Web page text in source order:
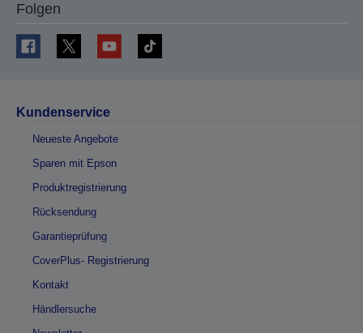
Folgen
Kundenservice
Neueste Angebote
Sparen mit Epson
Produktregistrierung
Rücksendung
Garantieprüfung
CoverPlus- Registrierung
Kontakt
Händlersuche